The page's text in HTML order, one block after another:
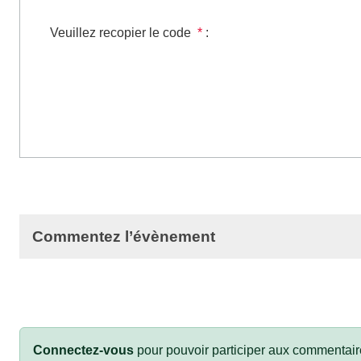
Veuillez recopier le code * :
Commentez l’évènement
Connectez-vous pour pouvoir participer aux